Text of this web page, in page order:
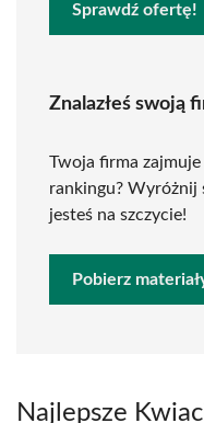
Sprawdź ofertę!
Znalazłeś swoją
Twoja firma
rankingu? Wyróżnij
jesteś na szczycie!
Pobierz
Najlepsze